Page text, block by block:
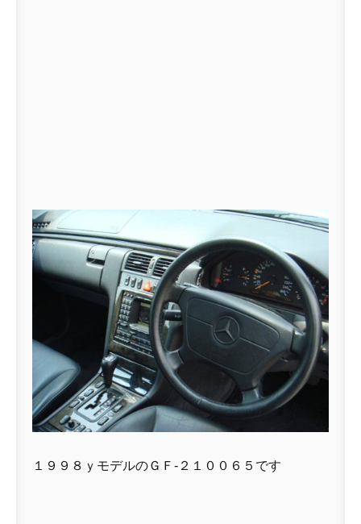
１９９８ｙモデルのＧＦ-２１００６５です